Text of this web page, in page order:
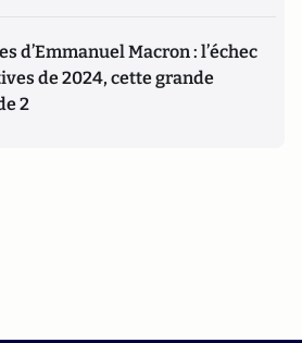
d’Emmanuel Macron : l’échec
de 2024, cette grande
2